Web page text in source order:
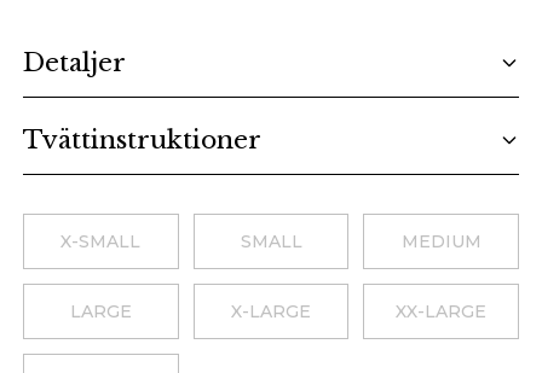
Detaljer
Tvättinstruktioner
X-SMALL SMALL MEDIUM
LARGE X-LARGE XX-LARGE